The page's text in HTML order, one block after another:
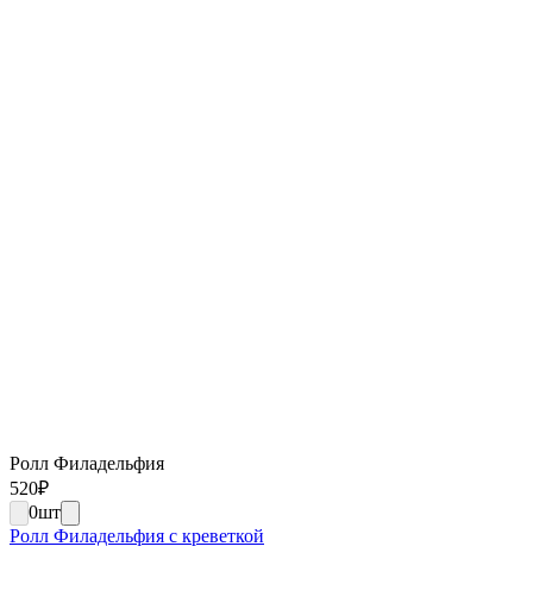
Ролл Филадельфия
520₽
0шт
Ролл Филадельфия с креветкой